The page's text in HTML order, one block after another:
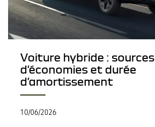
Voiture hybride : sources
d’économies et durée
d’amortissement
10/06/2026